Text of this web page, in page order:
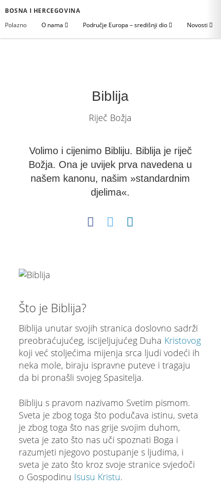
BOSNA I HERCEGOVINA
Polazno
O nama Područje Europa – središnji dio Novosti
Biblija
Riječ Božja
Volimo i cijenimo Bibliju. Biblija je riječ
Božja. Ona je uvijek prva navedena u
našem kanonu, našim »standardnim
djelima«.
Što je Biblija?
Biblija unutar svojih stranica doslovno sadrži
preobraćujućeg, iscijeljujućeg Duha Kristovog
koji već stoljećima mijenja srca ljudi vodeći ih
neka mole, biraju ispravne puteve i tragaju
da bi pronašli svojeg Spasitelja.
Bibliju s pravom nazivamo Svetim pismom.
Sveta je zbog toga što podučava istinu, sveta
je zbog toga što nas grije svojim duhom,
sveta je zato što nas uči spoznati Boga i
razumjeti njegovo postupanje s ljudima, i
sveta je zato što kroz svoje stranice svjedoči
o Gospodinu Isusu Kristu.